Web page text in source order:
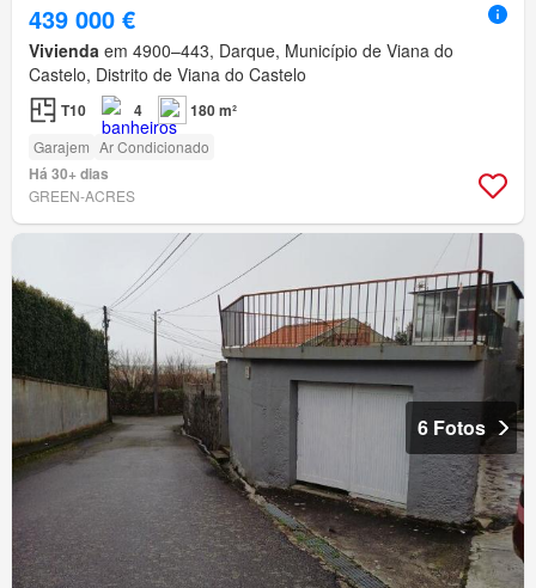
439 000 €
Vivienda em 4900–443, Darque, Município de Viana do
Castelo, Distrito de Viana do Castelo
T10 4 180 m²
Garajem Ar Condicionado
Há 30+ dias
GREEN-ACRES
6 Fotos